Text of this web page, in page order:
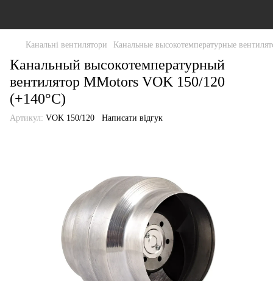
Канальні вентилятори Канальные высокотемпературные
Канальный высокотемпературный
вентилятор MMotors VOK 150/120
(+140°C)
Артикул: VOK 150/120 Написати відгук